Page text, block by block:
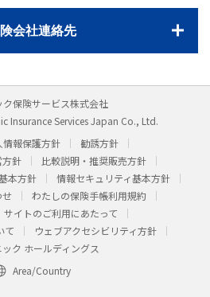
会社連絡先
ク保険サービス株式会社
Insurance Services Japan Co., Ltd.
情報保護方針
勧誘方針
方針
比較説明・推奨販売方針
本方針
情報セキュリティ基本方針
せ
わたしの保険手帳利用規約
サイトのご利用にあたって
て
ウェブアクセシビリティ方針
ク ホールディングス
Area/Country